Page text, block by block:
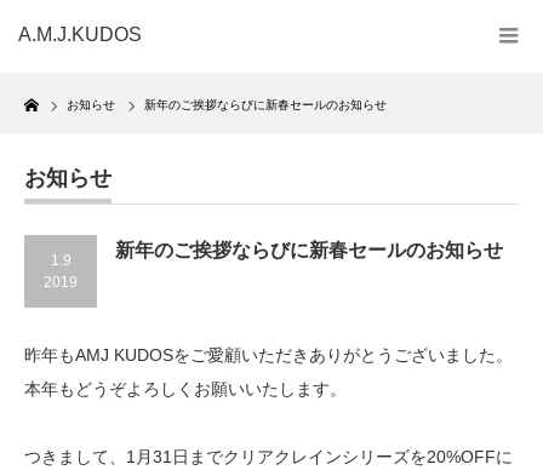
A.M.J.KUDOS
Home
お知らせ 新年のご挨拶ならびに新春セールのお知らせ
お知らせ
1.9
2019
新年のご挨拶ならびに新春セールのお知らせ
昨年もAMJ KUDOSをご愛顧いただきありがとうございました。
本年もどうぞよろしくお願いいたします。
つきまして、1月31日までクリアクレインシリーズを20%OFFに